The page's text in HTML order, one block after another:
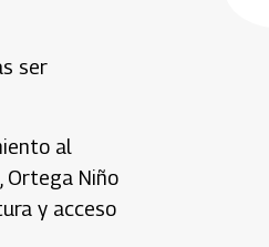
ser
al
Ortega Niño
y acceso